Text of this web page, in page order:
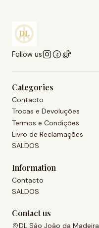
Follow us
Categories
Contacto
Trocas e Devoluções
Termos e Condições
Livro de Reclamações
SALDOS
Information
Contacto
SALDOS
Contact us
DL São João da Madeira